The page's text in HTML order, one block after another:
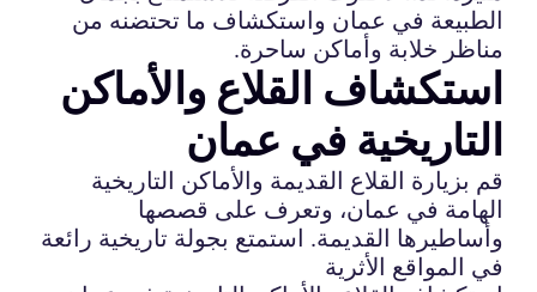
الطبيعة في عمان واستكشاف ما تحتضنه من
مناظر خلابة وأماكن ساحرة.
استكشاف القلاع والأماكن
التاريخية في عمان
قم بزيارة القلاع القديمة والأماكن التاريخية
الهامة في عمان، وتعرف على قصصها
وأساطيرها القديمة. استمتع بجولة تاريخية رائعة
في المواقع الأثرية